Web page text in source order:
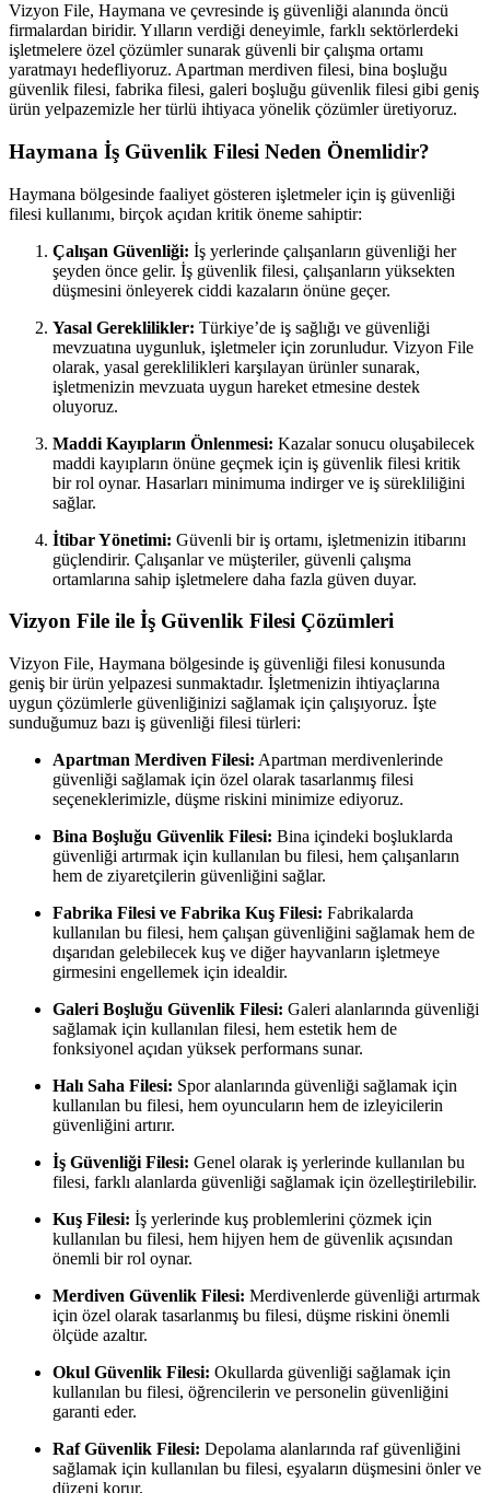
Vizyon File, Haymana ve çevresinde iş güvenliği alanında öncü
firmalardan biridir. Yılların verdiği deneyimle, farklı sektörlerdeki
işletmelere özel çözümler sunarak güvenli bir çalışma ortamı
yaratmayı hedefliyoruz. Apartman merdiven filesi, bina boşluğu
güvenlik filesi, fabrika filesi, galeri boşluğu güvenlik filesi gibi geniş
ürün yelpazemizle her türlü ihtiyaca yönelik çözümler üretiyoruz.
Haymana İş Güvenlik Filesi Neden Önemlidir?
Haymana bölgesinde faaliyet gösteren işletmeler için iş güvenliği
filesi kullanımı, birçok açıdan kritik öneme sahiptir:
Çalışan Güvenliği: İş yerlerinde çalışanların güvenliği her
şeyden önce gelir. İş güvenlik filesi, çalışanların yüksekten
düşmesini önleyerek ciddi kazaların önüne geçer.
Yasal Gereklilikler: Türkiye’de iş sağlığı ve güvenliği
mevzuatına uygunluk, işletmeler için zorunludur. Vizyon File
olarak, yasal gereklilikleri karşılayan ürünler sunarak,
işletmenizin mevzuata uygun hareket etmesine destek
oluyoruz.
Maddi Kayıpların Önlenmesi: Kazalar sonucu oluşabilecek
maddi kayıpların önüne geçmek için iş güvenlik filesi kritik
bir rol oynar. Hasarları minimuma indirger ve iş sürekliliğini
sağlar.
İtibar Yönetimi: Güvenli bir iş ortamı, işletmenizin itibarını
güçlendirir. Çalışanlar ve müşteriler, güvenli çalışma
ortamlarına sahip işletmelere daha fazla güven duyar.
Vizyon File ile İş Güvenlik Filesi Çözümleri
Vizyon File, Haymana bölgesinde iş güvenliği filesi konusunda
geniş bir ürün yelpazesi sunmaktadır. İşletmenizin ihtiyaçlarına
uygun çözümlerle güvenliğinizi sağlamak için çalışıyoruz. İşte
sunduğumuz bazı iş güvenliği filesi türleri:
Apartman Merdiven Filesi: Apartman merdivenlerinde
güvenliği sağlamak için özel olarak tasarlanmış filesi
seçeneklerimizle, düşme riskini minimize ediyoruz.
Bina Boşluğu Güvenlik Filesi: Bina içindeki boşluklarda
güvenliği artırmak için kullanılan bu filesi, hem çalışanların
hem de ziyaretçilerin güvenliğini sağlar.
Fabrika Filesi ve Fabrika Kuş Filesi: Fabrikalarda
kullanılan bu filesi, hem çalışan güvenliğini sağlamak hem de
dışarıdan gelebilecek kuş ve diğer hayvanların işletmeye
girmesini engellemek için idealdir.
Galeri Boşluğu Güvenlik Filesi: Galeri alanlarında güvenliği
sağlamak için kullanılan filesi, hem estetik hem de
fonksiyonel açıdan yüksek performans sunar.
Halı Saha Filesi: Spor alanlarında güvenliği sağlamak için
kullanılan bu filesi, hem oyuncuların hem de izleyicilerin
güvenliğini artırır.
İş Güvenliği Filesi: Genel olarak iş yerlerinde kullanılan bu
filesi, farklı alanlarda güvenliği sağlamak için özelleştirilebilir.
Kuş Filesi: İş yerlerinde kuş problemlerini çözmek için
kullanılan bu filesi, hem hijyen hem de güvenlik açısından
önemli bir rol oynar.
Merdiven Güvenlik Filesi: Merdivenlerde güvenliği artırmak
için özel olarak tasarlanmış bu filesi, düşme riskini önemli
ölçüde azaltır.
Okul Güvenlik Filesi: Okullarda güvenliği sağlamak için
kullanılan bu filesi, öğrencilerin ve personelin güvenliğini
garanti eder.
Raf Güvenlik Filesi: Depolama alanlarında raf güvenliğini
sağlamak için kullanılan bu filesi, eşyaların düşmesini önler ve
düzeni korur.